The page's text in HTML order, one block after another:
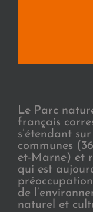
Le Parc
français
s’étendant
communes
et-Marne) et
qui est
de
naturel et